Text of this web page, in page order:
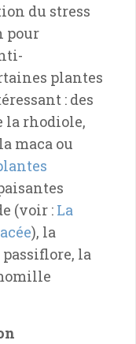
du stress
pour
plantes
: des
la rhodiole,
maca ou
(voir : La
), la
la